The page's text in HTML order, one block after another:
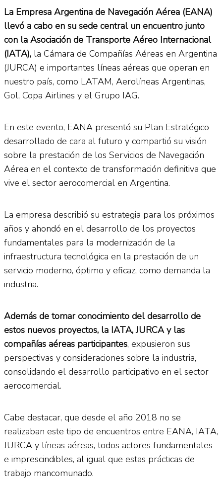
La Empresa Argentina de Navegación Aérea (EANA)
llevó a cabo en su sede central un encuentro junto
con la Asociación de Transporte Aéreo Internacional
(IATA), la Cámara de Compañías Aéreas en Argentina
(JURCA) e importantes líneas aéreas que operan en
nuestro país, como LATAM, Aerolíneas Argentinas,
Gol, Copa Airlines y el Grupo IAG.
En este evento, EANA presentó su Plan Estratégico
desarrollado de cara al futuro y compartió su visión
sobre la prestación de los Servicios de Navegación
Aérea en el contexto de transformación definitiva que
vive el sector aerocomercial en Argentina.
La empresa describió su estrategia para los próximos
años y ahondó en el desarrollo de los proyectos
fundamentales para la modernización de la
infraestructura tecnológica en la prestación de un
servicio moderno, óptimo y eficaz, como demanda la
industria.
Además de tomar conocimiento del desarrollo de
estos nuevos proyectos, la IATA, JURCA y las
compañías aéreas participantes, expusieron sus
perspectivas y consideraciones sobre la industria,
consolidando el desarrollo participativo en el sector
aerocomercial.
Cabe destacar, que desde el año 2018 no se
realizaban este tipo de encuentros entre EANA, IATA,
JURCA y líneas aéreas, todos actores fundamentales
e imprescindibles, al igual que estas prácticas de
trabajo mancomunado.